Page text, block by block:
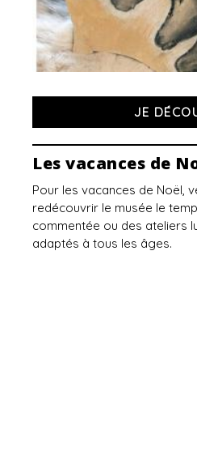
JE
Les vacances de
Pour les vacances de Noël,
redécouvrir le musée le
commentée ou des ateliers
adaptés à tous les âges.